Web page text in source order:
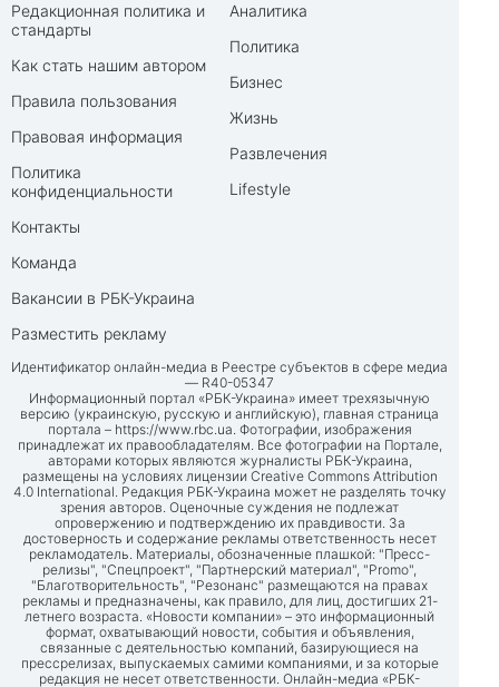
Редакционная политика и
стандарты
Как стать нашим автором
Правила пользования
Правовая информация
Политика
конфиденциальности
Контакты
Команда
Вакансии в РБК-Украина
Разместить рекламу
Аналитика
Политика
Бизнес
Жизнь
Развлечения
Lifestyle
Идентификатор онлайн-медиа в Реестре субъектов в сфере медиа
— R40-05347
Информационный портал «РБК-Украина» имеет трехязычную
версию (украинскую, русскую и английскую), главная страница
портала – https://www.rbc.ua. Фотографии, изображения
принадлежат их правообладателям. Все фотографии на Портале,
авторами которых являются журналисты РБК-Украина,
размещены на условиях лицензии Creative Commons Attribution
4.0 International. Редакция РБК-Украина может не разделять точку
зрения авторов. Оценочные суждения не подлежат
опровержению и подтверждению их правдивости. За
достоверность и содержание рекламы ответственность несет
рекламодатель. Материалы, обозначенные плашкой: "Пресс-
релизы", "Спецпроект", "Партнерский материал", "Promo",
"Благотворительность", "Резонанс" размещаются на правах
рекламы и предназначены, как правило, для лиц, достигших 21-
летнего возраста. «Новости компании» – это информационный
формат, охватывающий новости, события и объявления,
связанные с деятельностью компаний, базирующиеся на
прессрелизах, выпускаемых самими компаниями, и за которые
редакция не несет ответственности. Онлайн-медиа «РБК-